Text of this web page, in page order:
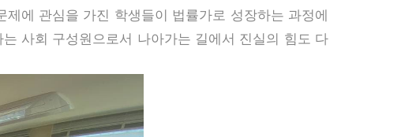
에 관심을 가진 학생들이 법률가로 성장하는 과정에
사회 구성원으로서 나아가는 길에서 진실의 힘도 다